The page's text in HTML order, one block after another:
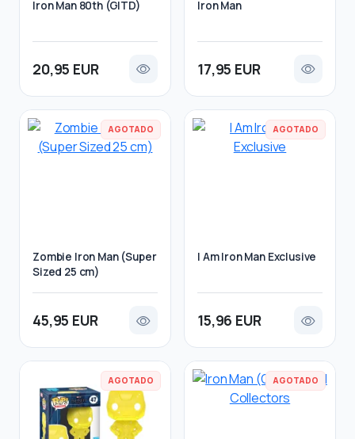
Iron Man 80th (GITD)
20,95 EUR
Iron Man
17,95 EUR
AGOTADO
Zombie Iron Man (Super
Sized 25 cm)
45,95 EUR
AGOTADO
I Am Iron Man Exclusive
15,96 EUR
AGOTADO AGOTADO